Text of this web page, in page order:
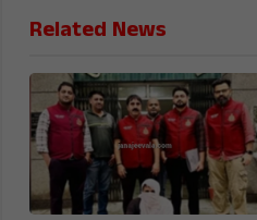
Related News